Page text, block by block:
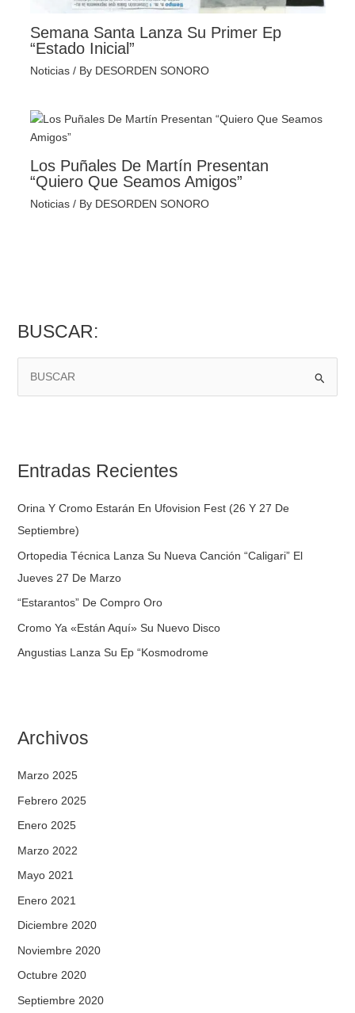
Semana Santa Lanza Su Primer Ep
“Estado Inicial”
Noticias/ By DESORDEN SONORO
Los Puñales De Martín Presentan
“Quiero Que Seamos Amigos”
Noticias/ By DESORDEN SONORO
BUSCAR:
A
P
O
R
:
Entradas Recientes
Orina Y Cromo Estarán En Ufovision Fest (26 Y 27 De
Septiembre)
Ortopedia Técnica Lanza Su Nueva Canción “Caligari” El
Jueves 27 De Marzo
“Estarantos” De Compro Oro
Cromo Ya «Están Aquí» Su Nuevo Disco
Angustias Lanza Su Ep “Kosmodrome
Archivos
Marzo 2025
Febrero 2025
Enero 2025
Marzo 2022
Mayo 2021
Enero 2021
Diciembre 2020
Noviembre 2020
Octubre 2020
Septiembre 2020